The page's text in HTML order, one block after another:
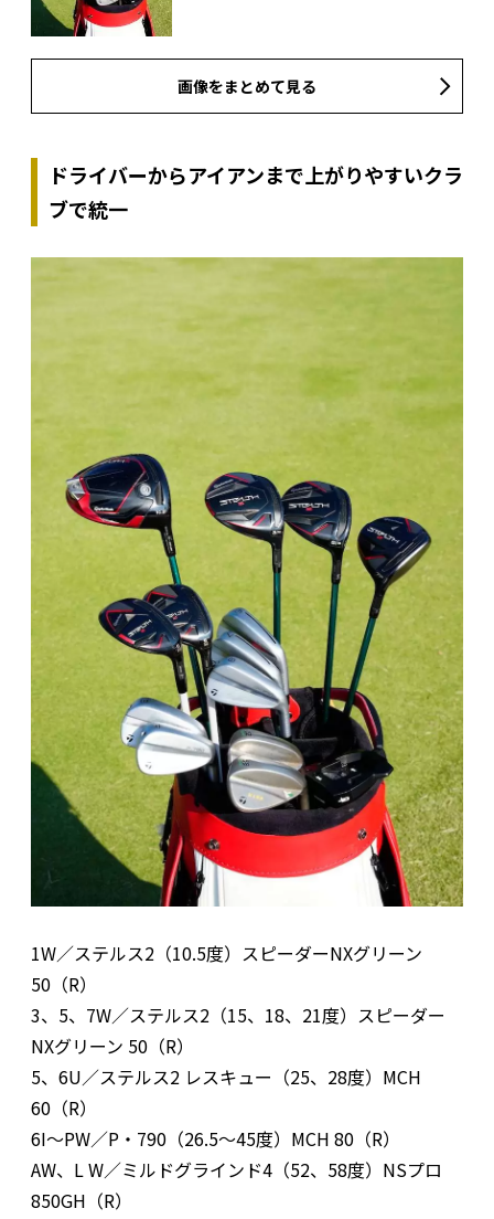
画像をまとめて見る
ドライバーからアイアンまで上がりやすいクラ
ブで統一
1W／ステルス2（10.5度）スピーダーNXグリーン
50（R）
3、5、7W／ステルス2（15、18、21度）スピーダー
NXグリーン 50（R）
5、6U／ステルス2 レスキュー（25、28度）MCH
60（R）
6I〜PW／P・790（26.5〜45度）MCH 80（R）
AW、L W／ミルドグラインド4（52、58度）NSプロ
850GH（R）